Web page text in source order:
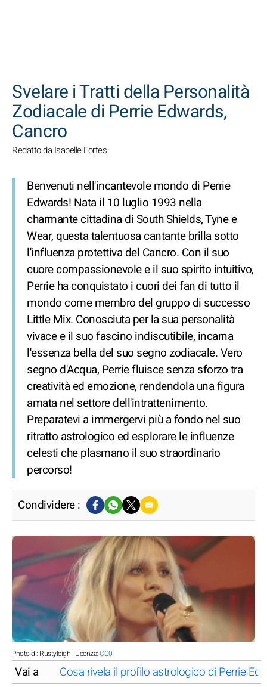
Svelare i Tratti della Personalità
Zodiacale di Perrie Edwards,
Cancro
Redatto da Isabelle Fortes
Benvenuti nell'incantevole mondo di Perrie
Edwards! Nata il 10 luglio 1993 nella
charmante cittadina di South Shields, Tyne e
Wear, questa talentuosa cantante brilla sotto
l'influenza protettiva del Cancro. Con il suo
cuore compassionevole e il suo spirito intuitivo,
Perrie ha conquistato i cuori dei fan di tutto il
mondo come membro del gruppo di successo
Little Mix. Conosciuta per la sua personalità
vivace e il suo fascino indiscutibile, incarna
l'essenza bella del suo segno zodiacale. Vero
segno d'Acqua, Perrie fluisce senza sforzo tra
creatività ed emozione, rendendola una figura
amata nel settore dell'intrattenimento.
Preparatevi a immergervi più a fondo nel suo
ritratto astrologico ed esplorare le influenze
celesti che plasmano il suo straordinario
percorso!
Condividere :
Photo di: Rustyleigh | Licenza:CC0
Vai a Cosa rivela il profilo astrologico di Perrie